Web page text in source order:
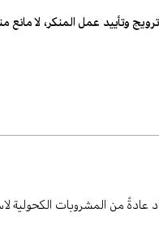
وتأييد عمل المنكر، لا
عادةً من المشروبات الكحولية